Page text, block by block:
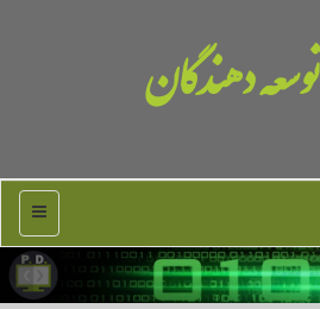
توسعه دهندگان
منو